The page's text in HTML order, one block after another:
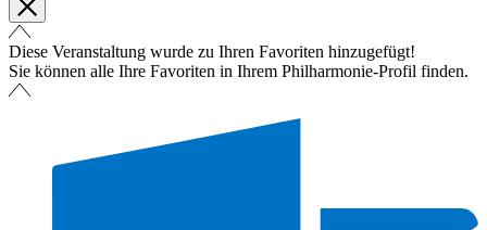
Diese Veranstaltung wurde zu Ihren Favoriten hinzugefügt!
Sie können alle Ihre Favoriten in Ihrem Philharmonie-Profil finden.